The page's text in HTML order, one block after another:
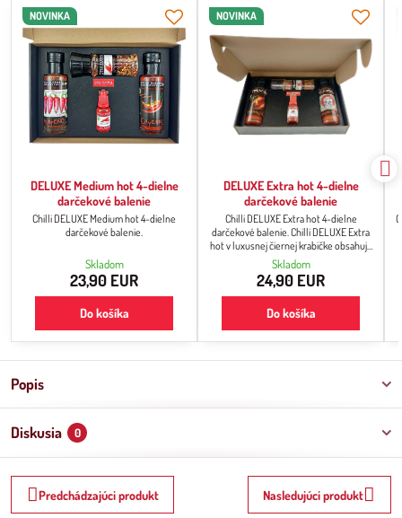
Popis
Diskusia 0
Predchádzajúci produkt Nasledujúci produkt
NOVINKA
DELUXE Medium hot 4-dielne
darčekové balenie
Chilli DELUXE Medium hot 4-dielne
darčekové balenie.
Skladom
23,90 EUR
Do košíka
NOVINKA
DELUXE Extra hot 4-dielne
darčekové balenie
Chilli DELUXE Extra hot 4-dielne
darčekové balenie. Chilli DELUXE Extra
hot v luxusnej čiernej krabičke obsahuje
extra pálivé chilli produkty.
Skladom
24,90 EUR
Do košíka